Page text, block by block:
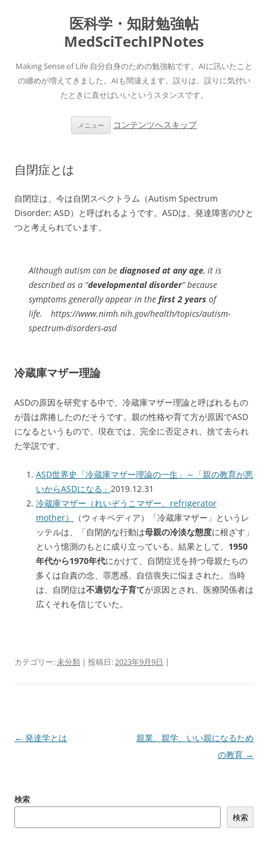
医科学・知財勉強帖
MedSciTechIPNotes
Making Sense of Life 自分自身のための勉強帖です。AIに訊いたこと
の纏めが増えてきました。AIも間違えます。誤りは、誤りに気付い
たときに直せばいいというスタンスです。
メニュー コンテンツへスキップ
自閉症とは
自閉症は、今は自閉スペクトラム（Autism Spectrum
Disorder; ASD）と呼ばれるようです。ASDは、発達障害のひと
つと考えられています。
Although autism can be diagnosed at any age, it is
described as a “developmental disorder” because
symptoms generally appear in the first 2 years of
life. https://www.nimh.nih.gov/health/topics/autism-
spectrum-disorders-asd
冷蔵庫マザー理論
ASDの原因を研究する中で、冷蔵庫マザー理論と呼ばれるもの
が昔は席捲したのだそうです。親の性格や育て方が原因でASD
になるというもので、現在では、完全に否定され、捨て去られ
た学説です。
ASD世界史「冷蔵庫マザー理論の一生」～「親の教育が悪
いからASDになる」 2019.12.31
冷蔵庫マザー（れいぞうこマザー、refrigerator
mother）
（ウィキペディア）「冷蔵庫マザー」というレ
ッテルは、「自閉的な行動は母親の冷淡な態度に根ざす」
という憶測のもとに成り立っている。結果として、 1950
年代から1970年代にかけて、自閉症児を持つ母親たちの
多くは自責の念、罪悪感、自信喪失に悩まされた。当時
は、自閉症は不適切な子育てが原因とされ、医療関係者は
広くそれを信じていた。
カテゴリー:未分類 | 投稿日:2023年9月9日 |
投
ゲ
← 発達学とは
親業、親学、いい親になるため
の教育 →
検索
検索